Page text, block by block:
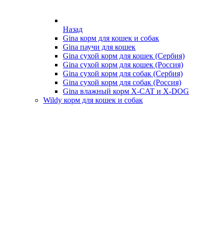
Назад
Gina корм для кошек и собак
Gina паучи для кошек
Gina сухой корм для кошек (Сербия)
Gina сухой корм для кошек (Россия)
Gina сухой корм для собак (Сербия)
Gina сухой корм для собак (Россия)
Gina влажный корм X-CAT и X-DOG
Wildy корм для кошек и собак